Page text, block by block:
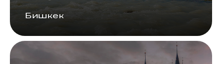
Бишкек